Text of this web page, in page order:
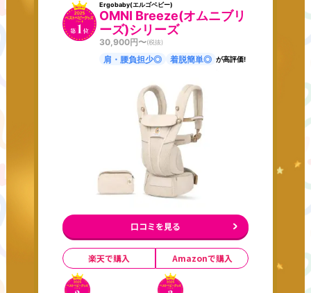
Ergobaby(エルゴベビー)
OMNI Breeze(オムニブリ
ーズ)シリーズ
30,900円〜(税抜)
肩・腰負担少◎ 着脱簡単◎ が高評価!
口コミを見る
楽天で購入 Amazonで購入